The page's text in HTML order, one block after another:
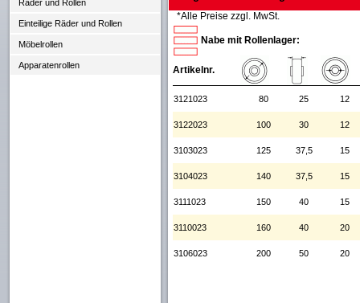
Räder und Rollen
Einteilige Räder und Rollen
Möbelrollen
Apparatenrollen
*Alle Preise zzgl. MwSt.
Nabe mit Rollenlager:
Artikelnr.
3121023 80 25 12
3122023 100 30 12
3103023 125 37,5 15
3104023 140 37,5 15
3111023 150 40 15
3110023 160 40 20
3106023 200 50 20